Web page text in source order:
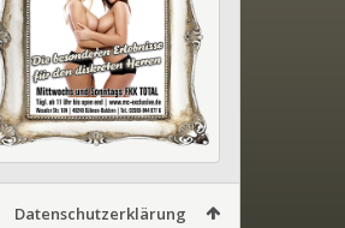
Datenschutzerklärung